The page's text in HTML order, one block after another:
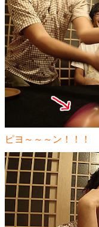
ピヨ～～～ン！！！